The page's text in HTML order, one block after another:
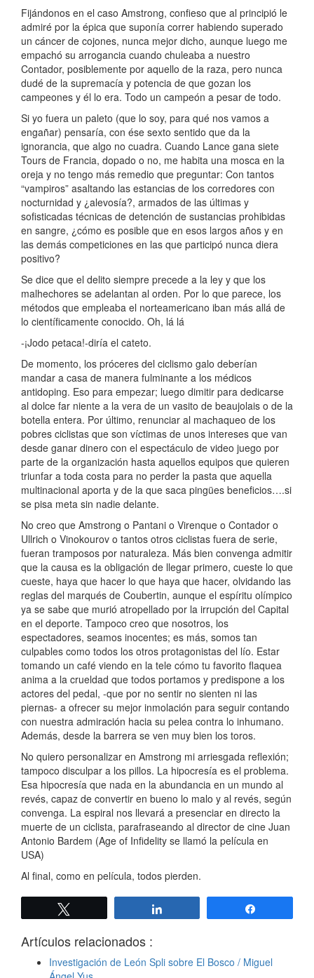
Fijándonos en el caso Amstrong, confieso que al principió le
admiré por la épica que suponía correr habiendo superado
un cáncer de cojones, nunca mejor dicho, aunque luego me
empachó su arrogancia cuando chuleaba a nuestro
Contador, posiblemente por aquello de la raza, pero nunca
dudé de la supremacía y potencia de que gozan los
campeones y él lo era. Todo un campeón a pesar de todo.
Si yo fuera un paleto (que lo soy, para qué nos vamos a
engañar) pensaría, con ése sexto sentido que da la
ignorancia, que algo no cuadra. Cuando Lance gana siete
Tours de Francia, dopado o no, me habita una mosca en la
oreja y no tengo más remedio que preguntar: Con tantos
“vampiros” asaltando las estancias de los corredores con
nocturnidad y ¿alevosía?, armados de las últimas y
sofisticadas técnicas de detención de sustancias prohibidas
en sangre, ¿cómo es posible que en esos largos años y en
las demás competiciones en las que participó nunca diera
positivo?
Se dice que el delito siempre precede a la ley y que los
malhechores se adelantan al orden. Por lo que parece, los
métodos que empleaba el norteamericano iban más allá de
lo científicamente conocido. Oh, lá lá
-¡Jodo petaca!-diría el cateto.
De momento, los próceres del ciclismo galo deberían
mandar a casa de manera fulminante a los médicos
antidoping. Eso para empezar; luego dimitir para dedicarse
al dolce far niente a la vera de un vasito de beaujolais o de la
botella entera. Por último, renunciar al machaqueo de los
pobres ciclistas que son víctimas de unos intereses que van
desde ganar dinero con el espectáculo de video juego por
parte de la organización hasta aquellos equipos que quieren
triunfar a toda costa para no perder la pasta que aquella
multinacional aporta y de la que saca pingües beneficios….si
se pisa meta sin nadie delante.
No creo que Amstrong o Pantani o Virenque o Contador o
Ullrich o Vinokourov o tantos otros ciclistas fuera de serie,
fueran tramposos por naturaleza. Más bien convenga admitir
que la causa es la obligación de llegar primero, cueste lo que
cueste, haya que hacer lo que haya que hacer, olvidando las
reglas del marqués de Coubertin, aunque el espíritu olímpico
ya se sabe que murió atropellado por la irrupción del Capital
en el deporte. Tampoco creo que nosotros, los
espectadores, seamos inocentes; es más, somos tan
culpables como todos los otros protagonistas del lío. Estar
tomando un café viendo en la tele cómo tu favorito flaquea
anima a la crueldad que todos portamos y predispone a los
actores del pedal, -que por no sentir no sienten ni las
piernas- a ofrecer su mejor inmolación para seguir contando
con nuestra admiración hacia su pelea contra lo inhumano.
Además, desde la barrera se ven muy bien los toros.
No quiero personalizar en Amstrong mi arriesgada reflexión;
tampoco disculpar a los pillos. La hipocresía es el problema.
Esa hipocresía que nada en la abundancia en un mundo al
revés, capaz de convertir en bueno lo malo y al revés, según
convenga. La espiral nos llevará a presenciar en directo la
muerte de un ciclista, parafraseando al director de cine Juan
Antonio Bardem (Age of Infidelity se llamó la película en
USA)
Al final, como en película, todos pierden.
Artículos relacionados :
Investigación de León Spli sobre El Bosco / Miguel